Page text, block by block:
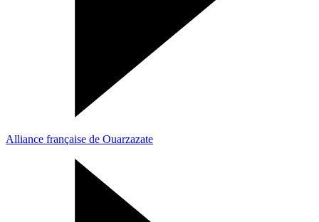
Alliance française de Ouarzazate